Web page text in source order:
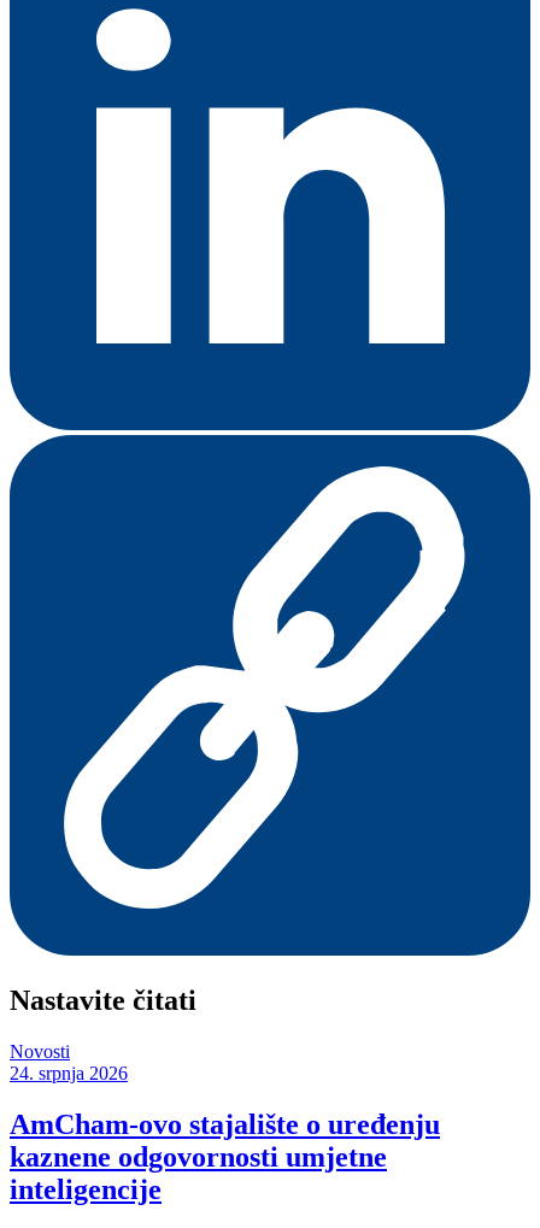
Nastavite čitati
Novosti
24. srpnja 2026
AmCham-ovo stajalište o uređenju
kaznene odgovornosti umjetne
inteligencije